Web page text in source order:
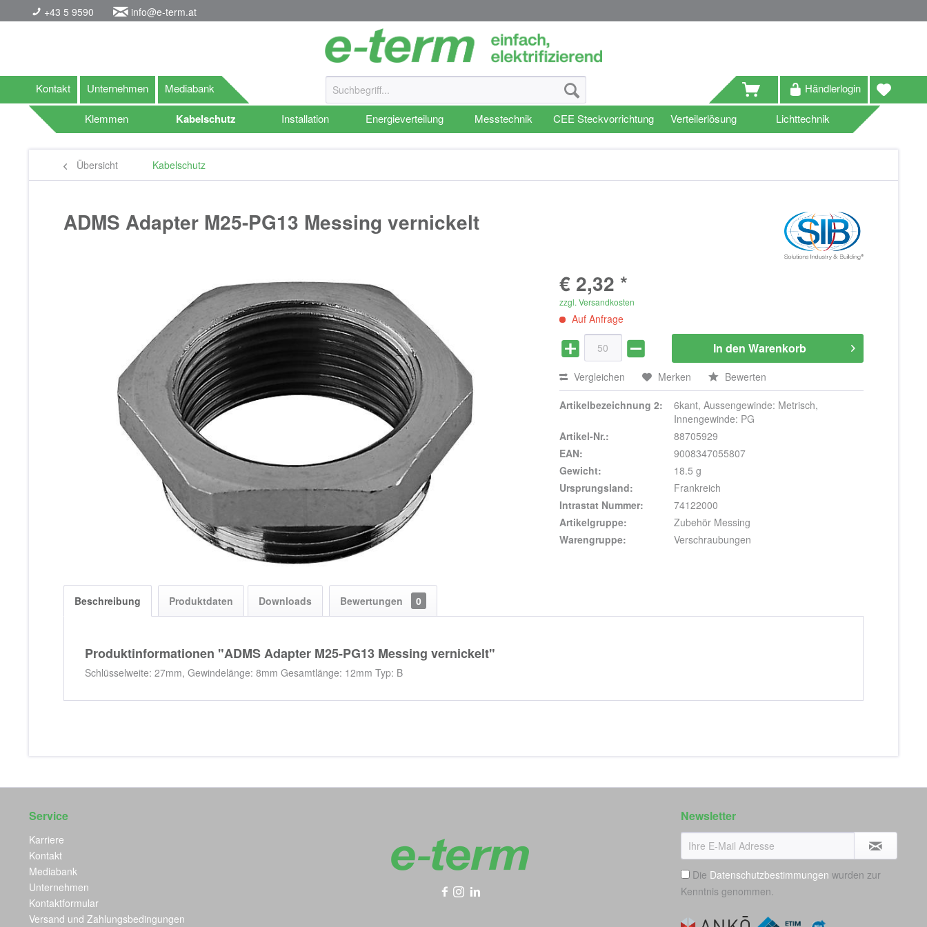
+43 5 9590 info@e-term.at
Kontakt Unternehmen Mediabank Händlerlogin
Klemmen Kabelschutz Installation Energieverteilung Messtechnik CEE Steckvorrichtung Verteilerlösung Lichttechnik
Übersicht Kabelschutz
ADMS Adapter M25-PG13 Messing vernickelt
€ 2,32 *
zzgl. Versandkosten
Auf Anfrage
In den Warenkorb
Vergleichen Merken Bewerten
Artikelbezeichnung 2:
6kant, Aussengewinde: Metrisch,
Innengewinde: PG
Artikel-Nr.:
88705929
EAN:
9008347055807
Gewicht:
18.5 g
Ursprungsland:
Frankreich
Intrastat Nummer:
74122000
Artikelgruppe:
Zubehör Messing
Warengruppe:
Verschraubungen
Beschreibung Produktdaten Downloads Bewertungen 0
Produktinformationen "ADMS Adapter M25-PG13 Messing vernickelt"
Schlüsselweite: 27mm, Gewindelänge: 8mm Gesamtlänge: 12mm Typ: B
Service
Karriere
Kontakt
Mediabank
Unternehmen
Kontaktformular
Versand und Zahlungsbedingungen
Newsletter
Die Datenschutzbestimmungen wurden zur
Kenntnis genommen.